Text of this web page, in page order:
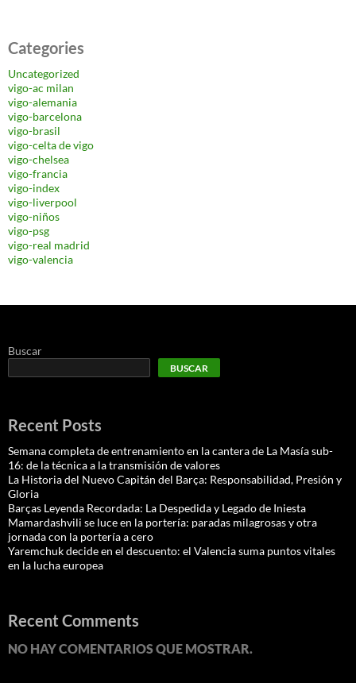
Categories
Uncategorized
vigo-ac milan
vigo-alemania
vigo-barcelona
vigo-brasil
vigo-celta de vigo
vigo-chelsea
vigo-francia
vigo-index
vigo-liverpool
vigo-niños
vigo-psg
vigo-real madrid
vigo-valencia
Buscar
BUSCAR
Recent Posts
Semana completa de entrenamiento en la cantera de La Masía sub-
16: de la técnica a la transmisión de valores
La Historia del Nuevo Capitán del Barça: Responsabilidad, Presión y
Gloria
Barças Leyenda Recordada: La Despedida y Legado de Iniesta
Mamardashvili se luce en la portería: paradas milagrosas y otra
jornada con la portería a cero
Yaremchuk decide en el descuento: el Valencia suma puntos vitales
en la lucha europea
Recent Comments
NO HAY COMENTARIOS QUE MOSTRAR.